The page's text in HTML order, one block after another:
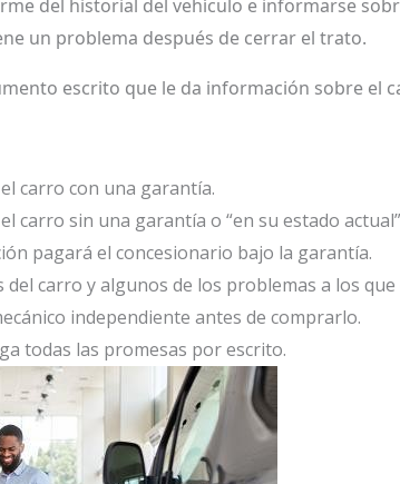
del historial del vehículo e informarse
un problema después de cerrar el trato.
escrito que le da información sobre el
carro con una garantía.
carro sin una garantía o “en su estado
pagará el concesionario bajo la garantía.
carro y algunos de los problemas a los
independiente antes de comprarlo.
todas las promesas por escrito.